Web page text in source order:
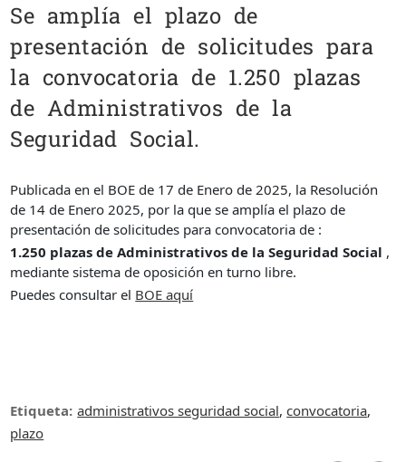
Se amplía el plazo de
presentación de solicitudes para
la convocatoria de 1.250 plazas
de Administrativos de la
Seguridad Social.
Publicada en el BOE de 17 de Enero de 2025, la Resolución
de 14 de Enero 2025, por la que se amplía el plazo de
presentación de solicitudes para convocatoria de :
1.250 plazas de Administrativos de la Seguridad Social ,
mediante sistema de oposición en turno libre.
Puedes consultar el BOE aquí
Etiqueta: administrativos seguridad social,convocatoria,
plazo